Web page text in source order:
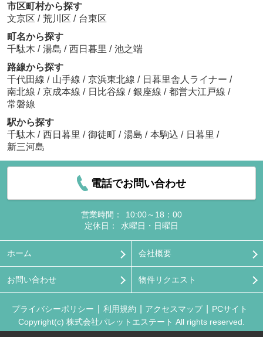
市区町村から探す
文京区 / 荒川区 / 台東区
町名から探す
千駄木 / 湯島 / 西日暮里 / 池之端
路線から探す
千代田線 / 山手線 / 京浜東北線 / 日暮里舎人ライナー /
南北線 / 京成本線 / 日比谷線 / 銀座線 / 都営大江戸線 /
常磐線
駅から探す
千駄木 / 西日暮里 / 御徒町 / 湯島 / 本駒込 / 日暮里 /
新三河島
電話でお問い合わせ
営業時間：
10:00～18：00
定休日：
水曜日・日曜日
ホーム 会社概要
お問い合わせ 物件リクエスト
プライバシーポリシー 利用規約 アクセスマップ
PCサイト
Copyright(c) 株式会社パレットエステート All rights reserved.